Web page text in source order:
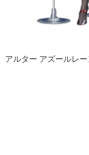
アルター アズールレ